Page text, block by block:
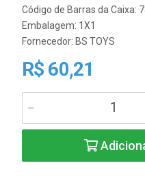
Código de Barras da Caixa:
Embalagem: 1X1
Fornecedor: BS TOYS
R$ 60,21